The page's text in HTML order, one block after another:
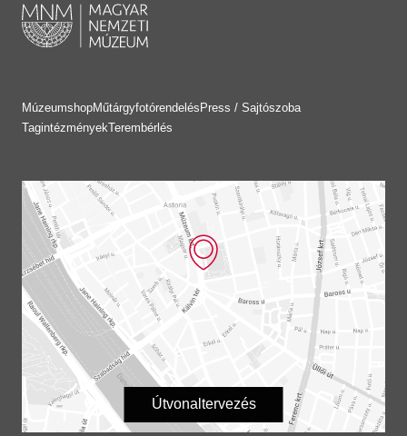
MúzeumshopMűtárgyfotórendelés Press / Sajtószoba
TagintézményekTerembérlés
Útvonaltervezés